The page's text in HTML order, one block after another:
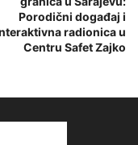
Porodični događaj i
radionica u
Centru Safet Zajko